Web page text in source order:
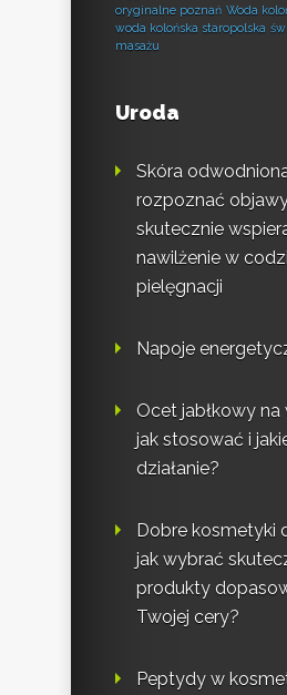
oryginalne poznań Woda
woda kolońska staropolska
masażu
Uroda
Skóra
rozpoznać
skutecznie
nawilżenie w
pielęgnacji
Napoje
Ocet jabłkowy na
jak stosować i
działanie?
Dobre kosmetyki
jak wybrać
produkty
Twojej cery?
Peptydy w